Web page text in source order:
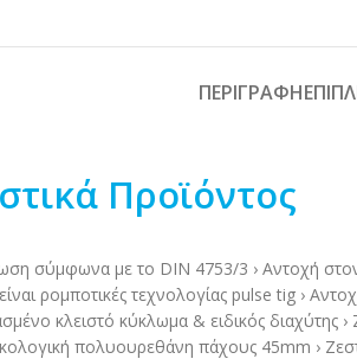
ΠΕΡΙΓΡΑΦΉ
Προϊόντος
σύμφωνα με το DIN 4753/3 › Αντοχή
ρομποτικές τεχνολογίας pulse tig ›
κλειστό κύκλωμα & ειδικός διαχύτης
πολυουρεθάνη πάχους 45mm ›